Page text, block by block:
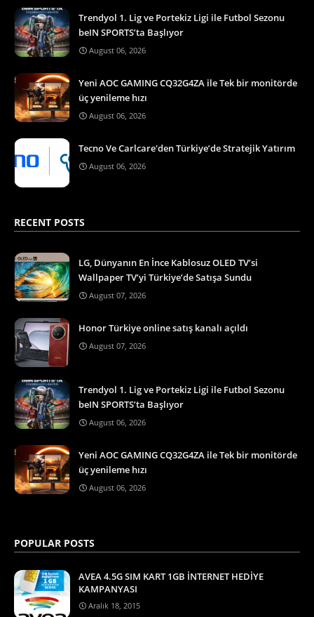
Trendyol 1. Lig ve Portekiz Ligi ile Futbol Sezonu
beIN SPORTS’ta Başlıyor
August 06, 2026
Yeni AOC GAMING CQ32G4ZA ile Tek bir monitörde
üç yenileme hızı
August 06, 2026
Tecno Ve Carlcare'den Türkiye’de Stratejik Yatırım
August 06, 2026
RECENT POSTS
LG, Dünyanın En İnce Kablosuz OLED TV’si
Wallpaper TV’yi Türkiye’de Satışa Sundu
August 07, 2026
Honor Türkiye online satış kanalı açıldı
August 07, 2026
Trendyol 1. Lig ve Portekiz Ligi ile Futbol Sezonu
beIN SPORTS’ta Başlıyor
August 06, 2026
Yeni AOC GAMING CQ32G4ZA ile Tek bir monitörde
üç yenileme hızı
August 06, 2026
POPULAR POSTS
AVEA 4.5G SIM KART 1GB İNTERNET HEDİYE
KAMPANYASI
Aralık 18, 2015